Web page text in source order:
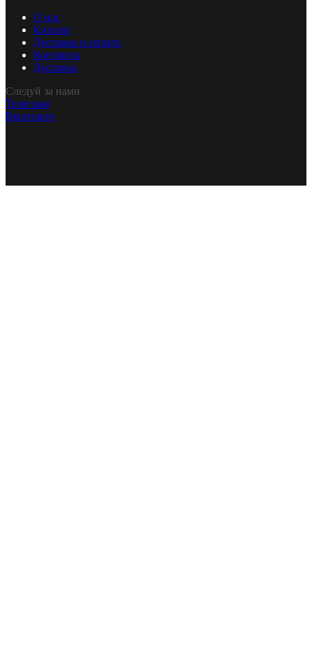
О нас
Каталог
Доставка и оплата
Контакты
Доставка
Следуй за нами
Телеграм
Вконтакте